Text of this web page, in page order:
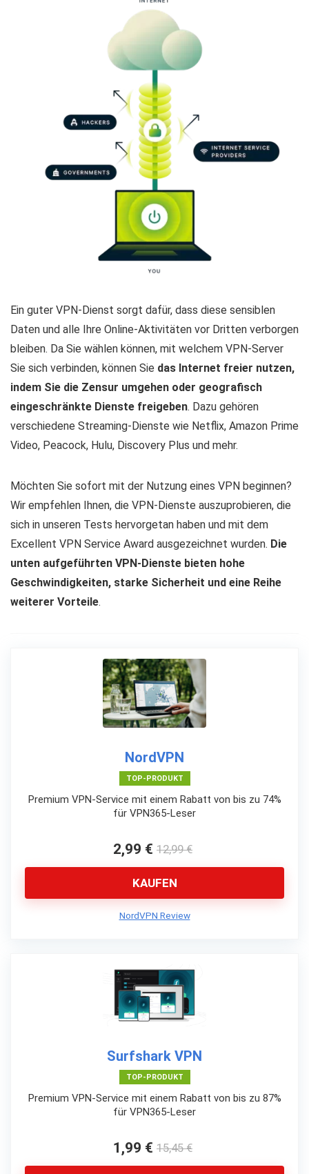
Ein guter VPN-Dienst sorgt dafür, dass diese sensiblen
Daten und alle Ihre Online-Aktivitäten vor Dritten verborgen
bleiben. Da Sie wählen können, mit welchem VPN-Server
Sie sich verbinden, können Sie das Internet freier nutzen,
indem Sie die Zensur umgehen oder geografisch
eingeschränkte Dienste freigeben. Dazu gehören
verschiedene Streaming-Dienste wie Netflix, Amazon Prime
Video, Peacock, Hulu, Discovery Plus und mehr.
Möchten Sie sofort mit der Nutzung eines VPN beginnen?
Wir empfehlen Ihnen, die VPN-Dienste auszuprobieren, die
sich in unseren Tests hervorgetan haben und mit dem
Excellent VPN Service Award ausgezeichnet wurden. Die
unten aufgeführten VPN-Dienste bieten hohe
Geschwindigkeiten, starke Sicherheit und eine Reihe
weiterer Vorteile.
NordVPN
TOP-PRODUKT
Premium VPN-Service mit einem Rabatt von bis zu 74%
für VPN365-Leser
2,99 € 12,99 €
KAUFEN
NordVPN Review
Surfshark VPN
TOP-PRODUKT
Premium VPN-Service mit einem Rabatt von bis zu 87%
für VPN365-Leser
1,99 € 15,45 €